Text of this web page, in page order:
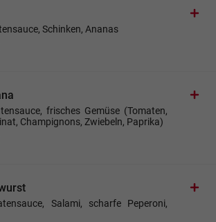
Schinken, Ananas
frisches Gemüse (Tomaten,
Champignons, Zwiebeln, Paprika)
Salami, scharfe Peperoni,